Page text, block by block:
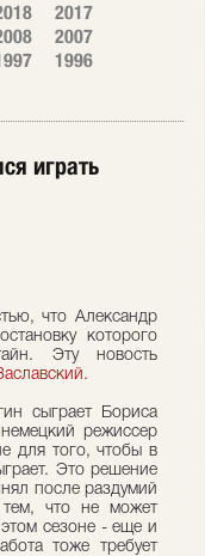
2017
2007
1996
играть
что Александр
которого
Эту новость
сыграет Бориса
режиссер
для того, чтобы в
Это решение
после раздумий
тем, что не может
этом сезоне - еще и
тоже требует